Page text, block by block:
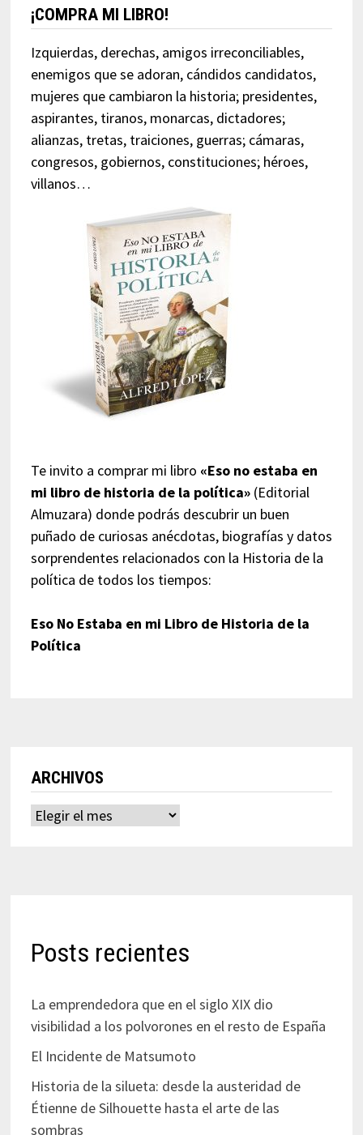
¡COMPRA MI LIBRO!
Izquierdas, derechas, amigos irreconciliables,
enemigos que se adoran, cándidos candidatos,
mujeres que cambiaron la historia; presidentes,
aspirantes, tiranos, monarcas, dictadores;
alianzas, tretas, traiciones, guerras; cámaras,
congresos, gobiernos, constituciones; héroes,
villanos…
Te invito a comprar mi libro «Eso no estaba en
mi libro de historia de la política»(Editorial
Almuzara) donde podrás descubrir un buen
puñado de curiosas anécdotas, biografías y datos
sorprendentes relacionados con la Historia de la
política de todos los tiempos:
Eso No Estaba en mi Libro de Historia de la
Política
ARCHIVOS
Archivos
Posts recientes
La emprendedora que en el siglo XIX dio
visibilidad a los polvorones en el resto de España
El Incidente de Matsumoto
Historia de la silueta: desde la austeridad de
Étienne de Silhouette hasta el arte de las
sombras